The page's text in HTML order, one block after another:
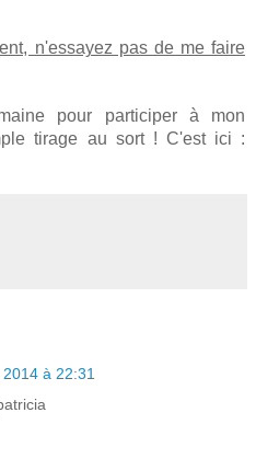
n'essayez pas de me faire
pour participer à mon
tirage au sort ! C'est ici :
à 22:31